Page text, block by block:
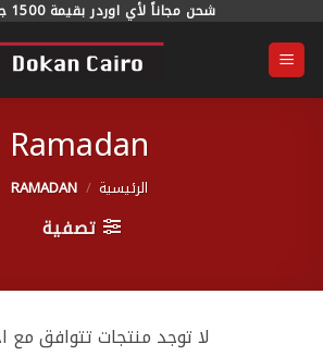
للمحتوى
شحن مجاناً لأي اوردر بقيمة 1500 جنيه فأكثر
Ramadan
الرئيسية /
RAMADAN
تصفية
لا توجد منتجات تتوافق مع